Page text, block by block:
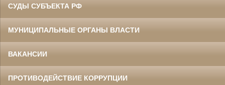
СУДЫ СУБЪЕКТА РФ
МУНИЦИПАЛЬНЫЕ ОРГАНЫ ВЛАСТИ
ВАКАНСИИ
ПРОТИВОДЕЙСТВИЕ КОРРУПЦИИ